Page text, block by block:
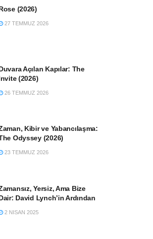
(2026)
27 TEMMUZ 2026
Açılan Kapılar: The
(2026)
26 TEMMUZ 2026
Kibir ve Yabancılaşma:
Odyssey (2026)
23 TEMMUZ 2026
Yersiz, Ama Bize
David Lynch’in Ardından
2 NISAN 2025